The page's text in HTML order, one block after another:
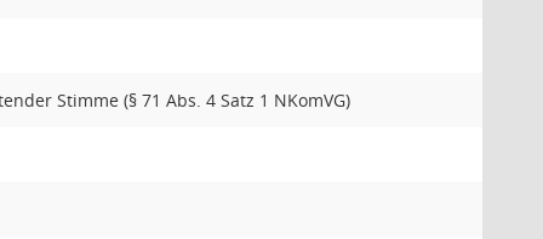
Stimme (§ 71 Abs. 4 Satz 1 NKomVG)